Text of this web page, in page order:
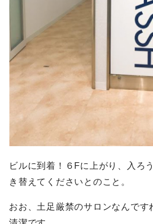
ビルに到着！６Fに上がり、入ろ
き替えてくださいとのこと。
おお、土足厳禁のサロンなんで